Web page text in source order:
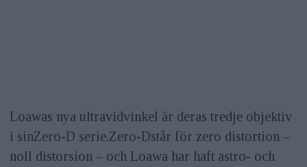
Loawas nya ultravidvinkel är deras tredje objektiv
i sinZero-D serie.Zero-Dstår för zero distortion –
noll distorsion – och Loawa har haft astro- och